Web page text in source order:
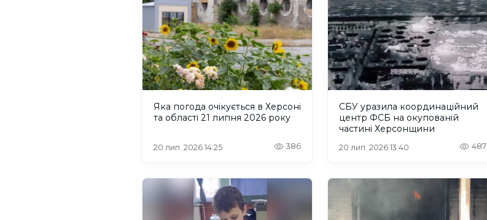
Яка погода очікується в Херсоні
та області 21 липня 2026 року
20 лип. 2026 14:25 386
СБУ уразила координаційний
центр ФСБ на окупованій
частині Херсонщини
20 лип. 2026 13:40 487